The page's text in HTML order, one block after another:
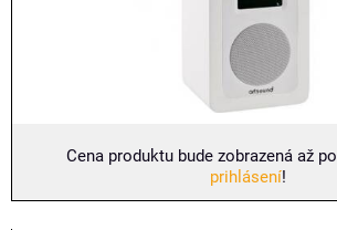
Cena produktu bude zobrazená až po
prihlásení!